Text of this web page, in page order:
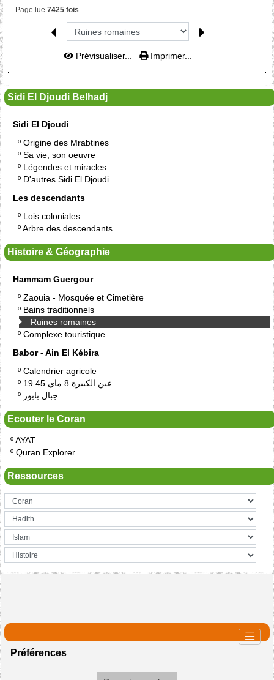
Sidi El Djoudi Belhadj
Sidi El Djoudi
º Origine des Mrabtines
º Sa vie, son oeuvre
º Légendes et miracles
º D'autres Sidi El Djoudi
Les descendants
º Lois coloniales
ºArbre des descendants
Histoire & Géographie
Hammam Guergour
º Zaouia - Mosquée et Cimetière
º Bains traditionnels
Ruines romaines
º Complexe touristique
Babor - Ain El Kébira
º Calendrier agricole
º
19 عين الكبيرة 8 ماي 45
º جبال بابور
Ecouter le Coran
ºAYAT
º Quran Explorer
Ressources
Page lue 7425 fois
Prévisualiser... Imprimer...
Préférences